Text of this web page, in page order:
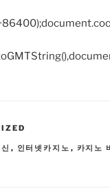
, 인터넷카지노 , 카지노